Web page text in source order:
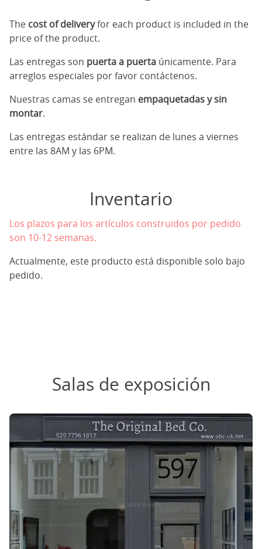
The cost of deliveryfor each product is included in the
price of the product.
Las entregas son puerta a puerta únicamente. Para
arreglos especiales por favor contáctenos.
Nuestras camas se entregan empaquetadas y sin
montar.
Las entregas estándar se realizan de lunes a viernes
entre las 8AM y las 6PM.
Inventario
Los plazos para los artículos construidos por pedido
son 10-12 semanas.
Actualmente, este producto está disponible solo bajo
pedido.
Salas de exposición